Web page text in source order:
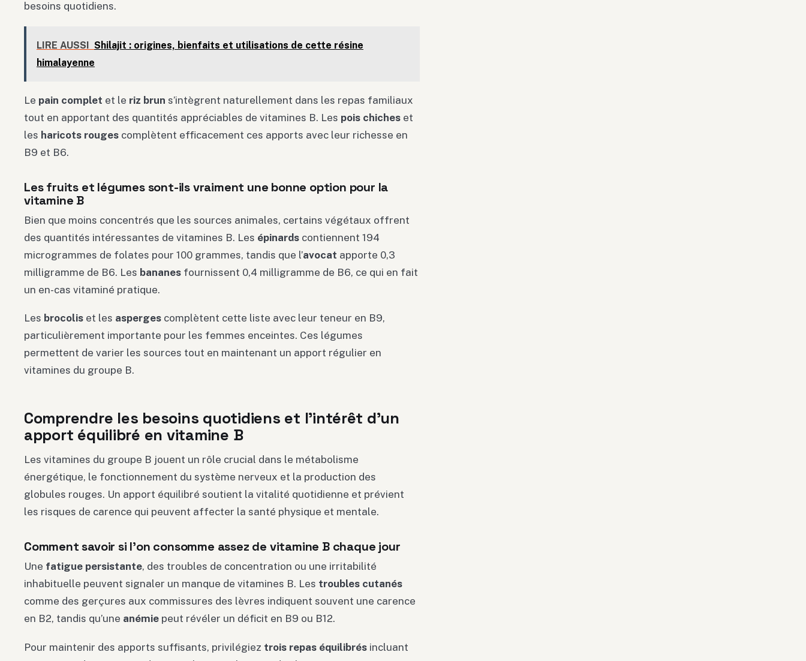
besoins quotidiens.
LIRE AUSSI Shilajit : origines, bienfaits et utilisations de cette résine
himalayenne
Le pain complet et le riz brun s’intègrent naturellement dans les repas familiaux
tout en apportant des quantités appréciables de vitamines B. Les pois chiches et
les haricots rouges complètent efficacement ces apports avec leur richesse en
B9 et B6.
Les fruits et légumes sont-ils vraiment une bonne option pour la
vitamine B
Bien que moins concentrés que les sources animales, certains végétaux offrent
des quantités intéressantes de vitamines B. Les épinards contiennent 194
microgrammes de folates pour 100 grammes, tandis que l’avocat apporte 0,3
milligramme de B6. Les bananes fournissent 0,4 milligramme de B6, ce qui en fait
un en-cas vitaminé pratique.
Les brocolis et les asperges complètent cette liste avec leur teneur en B9,
particulièrement importante pour les femmes enceintes. Ces légumes
permettent de varier les sources tout en maintenant un apport régulier en
vitamines du groupe B.
Comprendre les besoins quotidiens et l’intérêt d’un
apport équilibré en vitamine B
Les vitamines du groupe B jouent un rôle crucial dans le métabolisme
énergétique, le fonctionnement du système nerveux et la production des
globules rouges. Un apport équilibré soutient la vitalité quotidienne et prévient
les risques de carence qui peuvent affecter la santé physique et mentale.
Comment savoir si l’on consomme assez de vitamine B chaque jour
Une fatigue persistante, des troubles de concentration ou une irritabilité
inhabituelle peuvent signaler un manque de vitamines B. Les troubles cutanés
comme des gerçures aux commissures des lèvres indiquent souvent une carence
en B2, tandis qu’une anémie peut révéler un déficit en B9 ou B12.
Pour maintenir des apports suffisants, privilégiez trois repas équilibrés incluant